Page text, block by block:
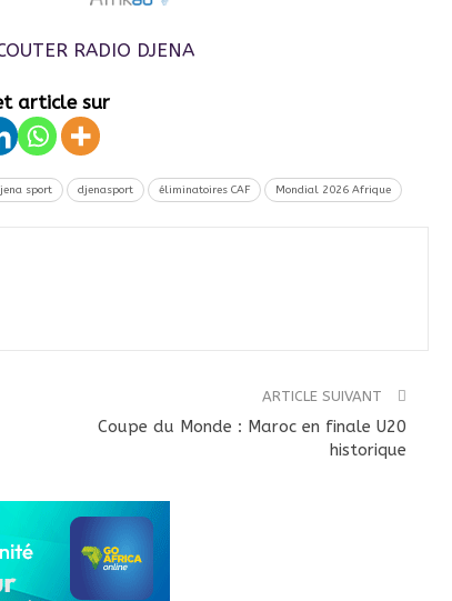
article sur
sport djenasport éliminatoires CAF Mondial 2026 Afrique
ARTICLE SUIVANT
Coupe du Monde : Maroc en finale U20
historique